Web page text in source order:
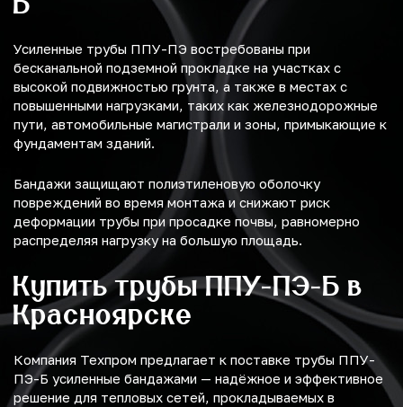
Усиленные трубы ППУ-ПЭ востребованы при
бесканальной подземной прокладке на участках с
высокой подвижностью грунта, а также в местах с
повышенными нагрузками, таких как железнодорожные
пути, автомобильные магистрали и зоны, примыкающие к
фундаментам зданий.
Бандажи защищают полиэтиленовую оболочку
повреждений во время монтажа и снижают риск
деформации трубы при просадке почвы, равномерно
распределяя нагрузку на большую площадь.
Купить трубы ППУ-ПЭ-Б в
Красноярске
Компания Техпром предлагает к поставке трубы ППУ-
ПЭ-Б усиленные бандажами — надёжное и эффективное
решение для тепловых сетей, прокладываемых в